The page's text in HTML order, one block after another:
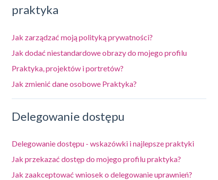
praktyka
Jak zarządzać moją polityką prywatności?
Jak dodać niestandardowe obrazy do mojego profilu
Praktyka, projektów i portretów?
Jak zmienić dane osobowe Praktyka?
Delegowanie dostępu
Delegowanie dostępu - wskazówki i najlepsze praktyki
Jak przekazać dostęp do mojego profilu praktyka?
Jak zaakceptować wniosek o delegowanie uprawnień?